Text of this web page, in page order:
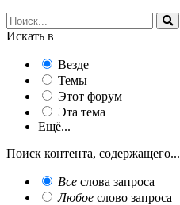
Искать в
Везде
Темы
Этот форум
Эта тема
Ещё...
Поиск контента, содержащего...
Все слова запроса
Любое слово запроса